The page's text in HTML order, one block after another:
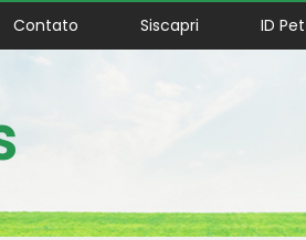
Contato Siscapri ID Pet